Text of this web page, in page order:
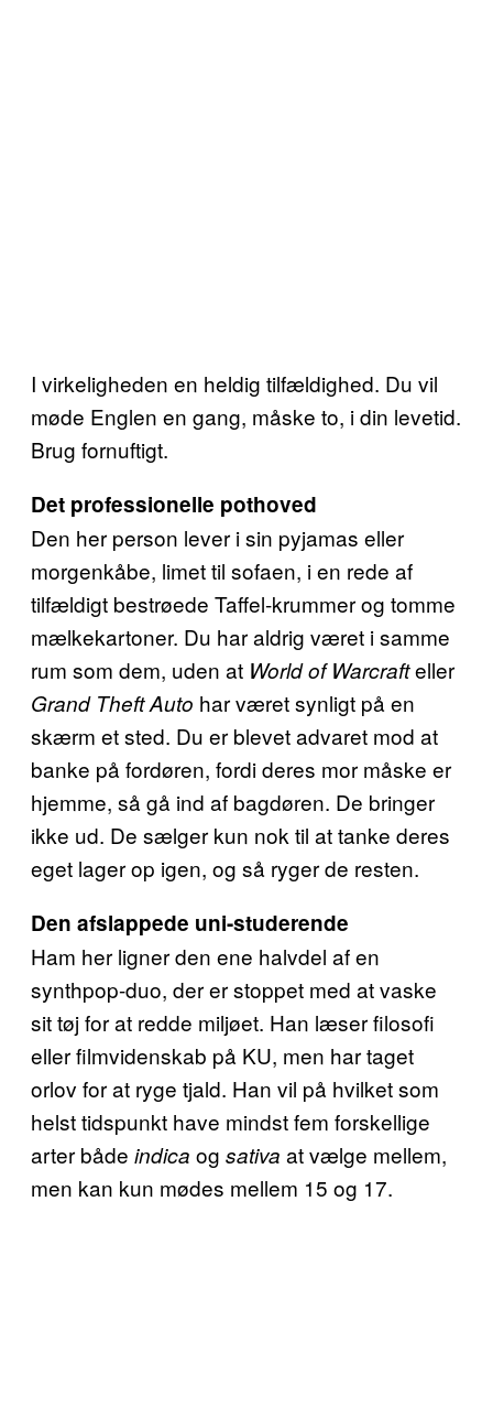
I virkeligheden en heldig tilfældighed. Du vil
møde Englen en gang, måske to, i din levetid.
Brug fornuftigt.
Det professionelle pothoved
Den her person lever i sin pyjamas eller
morgenkåbe, limet til sofaen, i en rede af
tilfældigt bestrøede Taffel-krummer og tomme
mælkekartoner. Du har aldrig været i samme
rum som dem, uden at World of Warcrafteller
Grand Theft Auto har været synligt på en
skærm et sted. Du er blevet advaret mod at
banke på fordøren, fordi deres mor måske er
hjemme, så gå ind af bagdøren. De bringer
ikke ud. De sælger kun nok til at tanke deres
eget lager op igen, og så ryger de resten.
Den afslappede uni-studerende
Ham her ligner den ene halvdel af en
synthpop-duo, der er stoppet med at vaske
sit tøj for at redde miljøet. Han læser filosofi
eller filmvidenskab på KU, men har taget
orlov for at ryge tjald. Han vil på hvilket som
helst tidspunkt have mindst fem forskellige
arter både indica og sativa at vælge mellem,
men kan kun mødes mellem 15 og 17.